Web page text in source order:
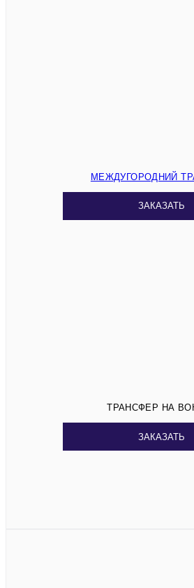
МЕЖДУГОРОДНИЙ
ЗАКАЗАТЬ
ТРАНСФЕР НА
ЗАКАЗАТЬ